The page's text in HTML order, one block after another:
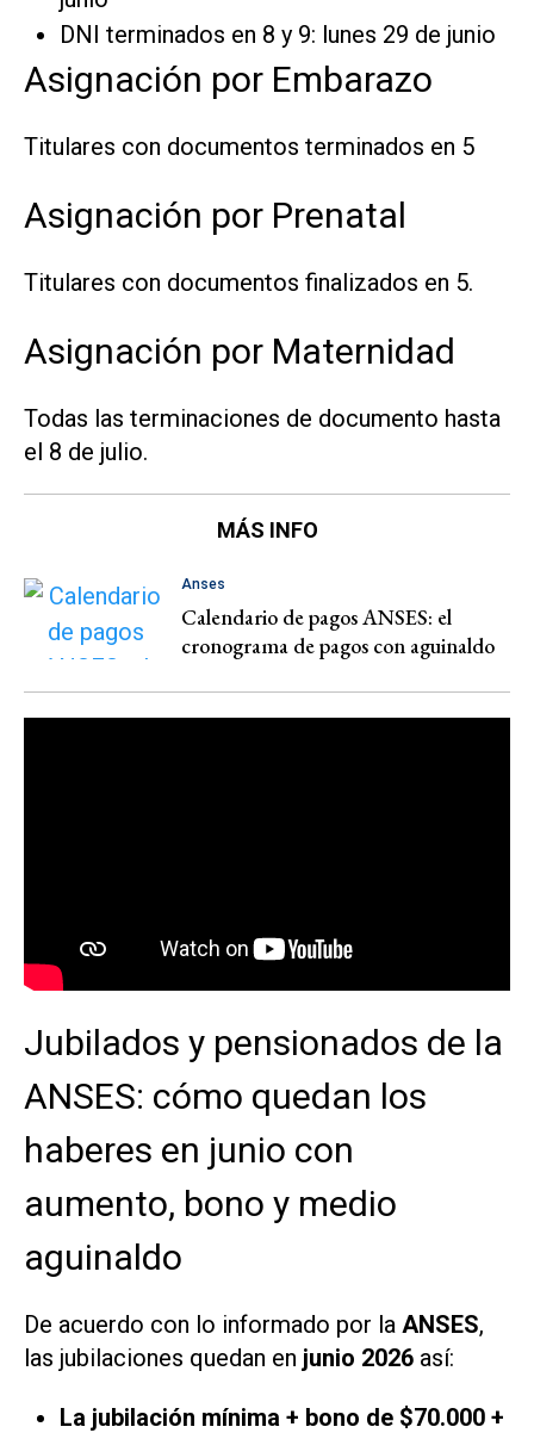
DNI terminados en 8 y 9: lunes 29 de junio
Asignación por Embarazo
Titulares con documentos terminados en 5
Asignación por Prenatal
Titulares con documentos finalizados en 5.
Asignación por Maternidad
Todas las terminaciones de documento hasta
el 8 de julio.
MÁS INFO
Anses
Calendario de pagos ANSES: el
cronograma de pagos con aguinaldo
Jubilados y pensionados de la
ANSES: cómo quedan los
haberes en junio con
aumento, bono y medio
aguinaldo
De acuerdo con lo informado por la ANSES,
las jubilaciones quedan en junio 2026 así:
La jubilación mínima + bono de $70.000 +